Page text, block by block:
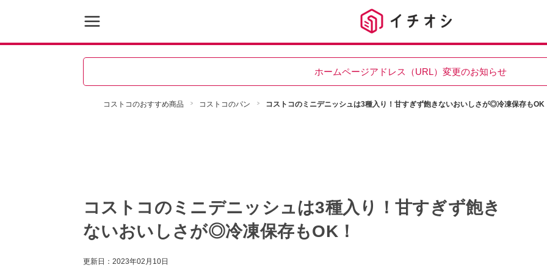
ホームページアドレス（URL）変更のお知らせ
コストコのおすすめ商品 コストコのパン コストコのミニデニッシュは3種入り！甘すぎず飽きないおいしさが◎冷凍保存もOK
コストコのミニデニッシュは3種入り！甘すぎず飽き
ないおいしさが◎冷凍保存もOK！
更新日： 2023年02月10日